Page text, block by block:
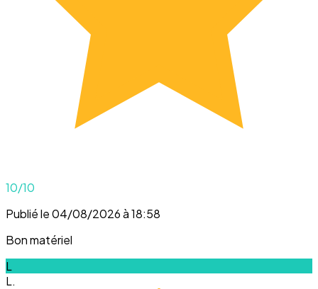
10/10
Publié le 04/08/2026 à 18:58
Bon matériel
L
L.